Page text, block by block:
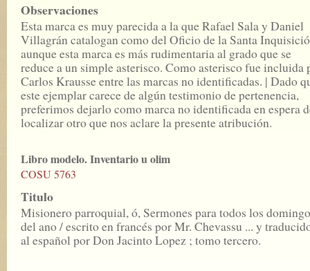
Observaciones
Esta marca es muy parecida a la que Rafael Sala y Daniel
Villagrán catalogan como del Oficio de la Santa
aunque esta marca es más rudimentaria al grado que se
reduce a un simple asterisco. Como asterisco fue incluida
Carlos Krausse entre las marcas no identificadas. | Dado
este ejemplar carece de algún testimonio de pertenencia,
preferimos dejarlo como marca no identificada en espera
localizar otro que nos aclare la presente atribución.
Libro modelo. Inventario u olim
COSU 5763
Titulo
Misionero parroquial, ó, Sermones para todos los
del ano / escrito en francés por Mr. Chevassu ... y
al español por Don Jacinto Lopez ; tomo tercero.